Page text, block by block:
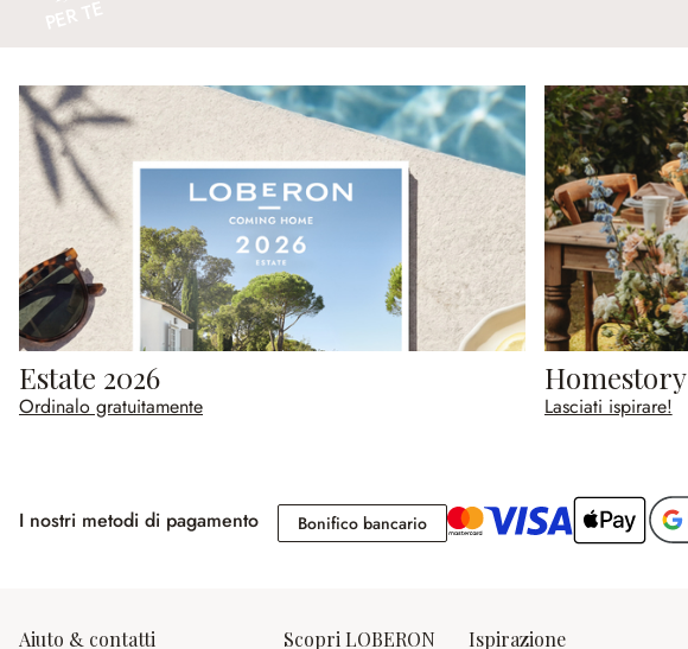
Estate 2026
Ordinalo gratuitamente
Homestory
Lasciati ispirare!
I nostri metodi di pagamento Bonifico bancarioBonifico bancario
Aiuto & contatti Scopri LOBERON Ispirazione